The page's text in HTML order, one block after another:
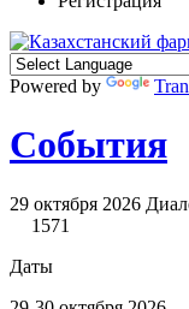
Powered by
События
29 октября 2026
1571
Даты